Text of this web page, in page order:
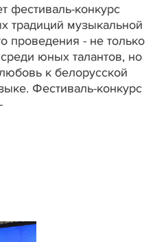
фестиваль-конкурс
традиций музыкальной
проведения - не только
юных талантов, но
к белорусской
Фестиваль-конкурс